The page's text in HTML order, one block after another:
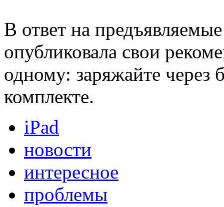
В ответ на
опубликовала свои
одному: заряжайте через
комплекте.
iPad
новости
интересное
проблемы